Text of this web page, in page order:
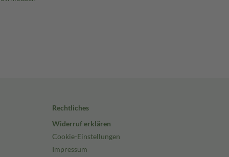
Rechtliches
Widerruf erklären
Cookie-Einstellungen
Impressum